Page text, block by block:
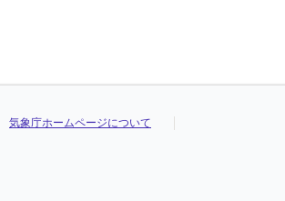
気象庁ホームページについて